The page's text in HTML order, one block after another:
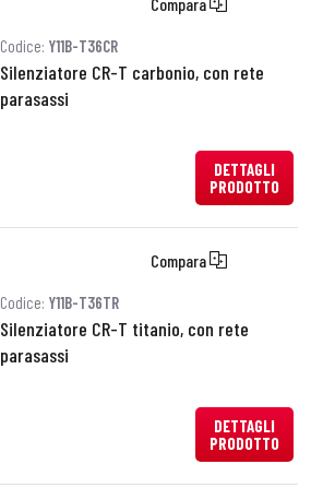
Codice: Y11B-T36CR
Silenziatore CR-T carbonio, con rete
parasassi
DETTAGLI
PRODOTTO
Compara
Codice: Y11B-T36TR
Silenziatore CR-T titanio, con rete
parasassi
DETTAGLI
PRODOTTO